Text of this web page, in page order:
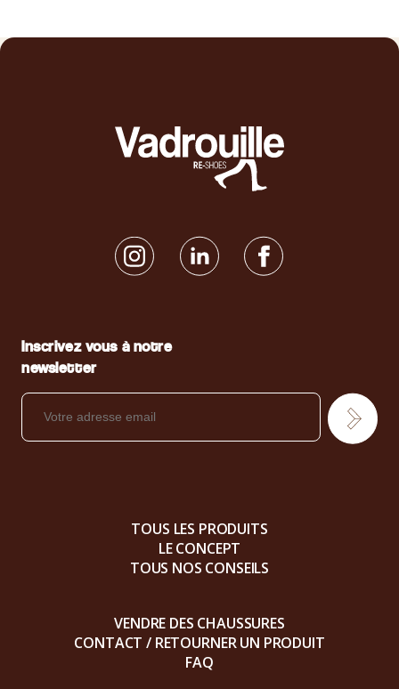
Inscrivez vous à notre
newsletter
TOUS LES PRODUITS
LE CONCEPT
TOUS NOS CONSEILS
VENDRE DES CHAUSSURES
CONTACT / RETOURNER UN PRODUIT
FAQ